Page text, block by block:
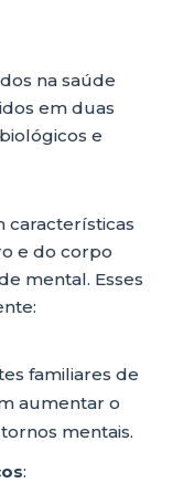
na saúde
em duas
e
características
e do corpo
mental. Esses
familiares de
aumentar o
mentais.
: